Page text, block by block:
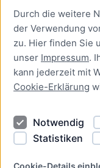
Durch die weitere
der Verwendung
zu. Hier finden Sie
unser Impressum.
kann jederzeit mit
Cookie-Erklärung
Notwendig
Statistiken
Cookie-Details
Presse
Newsletter
Kontakt
Kontakt
Datenschutzhinweise
Barrierefreiheit
Cookie Erklärung